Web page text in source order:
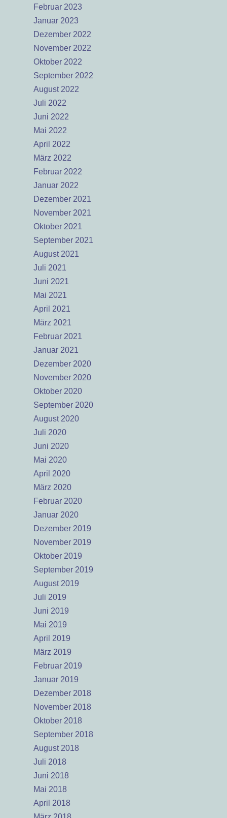
Februar 2023
Januar 2023
Dezember 2022
November 2022
Oktober 2022
September 2022
August 2022
Juli 2022
Juni 2022
Mai 2022
April 2022
März 2022
Februar 2022
Januar 2022
Dezember 2021
November 2021
Oktober 2021
September 2021
August 2021
Juli 2021
Juni 2021
Mai 2021
April 2021
März 2021
Februar 2021
Januar 2021
Dezember 2020
November 2020
Oktober 2020
September 2020
August 2020
Juli 2020
Juni 2020
Mai 2020
April 2020
März 2020
Februar 2020
Januar 2020
Dezember 2019
November 2019
Oktober 2019
September 2019
August 2019
Juli 2019
Juni 2019
Mai 2019
April 2019
März 2019
Februar 2019
Januar 2019
Dezember 2018
November 2018
Oktober 2018
September 2018
August 2018
Juli 2018
Juni 2018
Mai 2018
April 2018